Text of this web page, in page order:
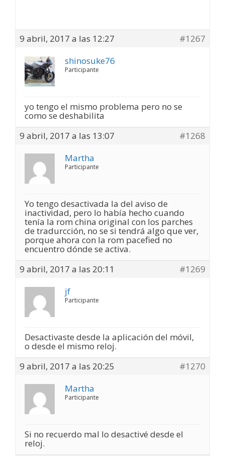
9 abril, 2017 a las 12:27
#1267
shinosuke76
Participante
yo tengo el mismo problema pero no se
como se deshabilita
9 abril, 2017 a las 13:07
#1268
Martha
Participante
Yo tengo desactivada la del aviso de
inactividad, pero lo había hecho cuando
tenía la rom china original con los parches
de tradurcción, no se si tendrá algo que ver,
porque ahora con la rom pacefied no
encuentro dónde se activa.
9 abril, 2017 a las 20:11
#1269
jf
Participante
Desactivaste desde la aplicación del móvil,
o desde el mismo reloj.
9 abril, 2017 a las 20:25
#1270
Martha
Participante
Si no recuerdo mal lo desactivé desde el
reloj.